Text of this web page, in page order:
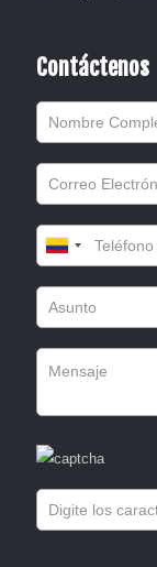
Contáctenos